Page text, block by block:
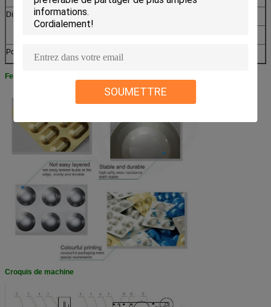
SOUMETTRE
Dimension de chaque partie
Poids
Feauture d'emballage
Croquis de machine